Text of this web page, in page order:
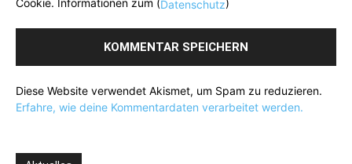
Datenschutz
Diese Website verwendet Akismet, um Spam zu reduzieren.
Erfahre, wie deine Kommentardaten verarbeitet werden.